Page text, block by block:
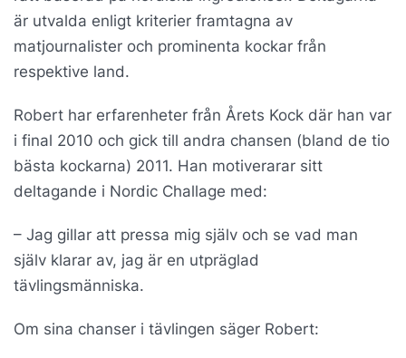
är utvalda enligt kriterier framtagna av
matjournalister och prominenta kockar från
respektive land.
Robert har erfarenheter från Årets Kock där han var
i final 2010 och gick till andra chansen (bland de tio
bästa kockarna) 2011. Han motiverarar sitt
deltagande i Nordic Challage med:
– Jag gillar att pressa mig själv och se vad man
själv klarar av, jag är en utpräglad
tävlingsmänniska.
Om sina chanser i tävlingen säger Robert: